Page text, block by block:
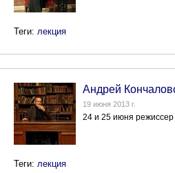
Теги: лекция
Андрей
19 июня 2013 г.
24 и 25 июня режиссер
Теги: лекция